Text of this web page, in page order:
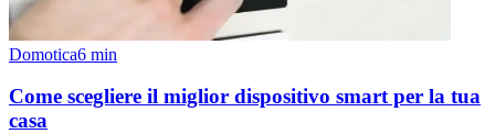
Domotica6 min
Come scegliere il miglior dispositivo smart per la tua
casa